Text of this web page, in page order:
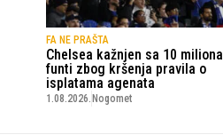
FA NE PRAŠTA
Chelsea kažnjen sa 10 miliona
funti zbog kršenja pravila o
isplatama agenata
1.08.2026. Nogomet